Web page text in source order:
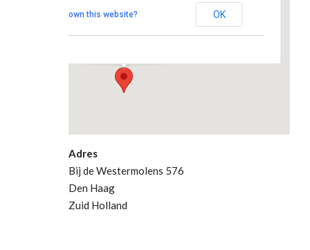
Bij de
Do you own this website? OK
Adres
Bij de Westermolens 576
Den Haag
Zuid Holland